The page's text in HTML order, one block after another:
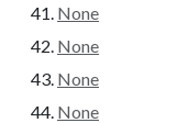
None
None
None
None